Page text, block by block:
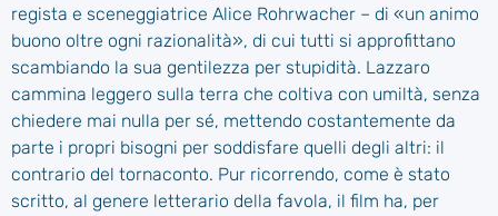
regista e sceneggiatrice Alice Rohrwacher – di «un animo
buono oltre ogni razionalità», di cui tutti si approfittano
scambiando la sua gentilezza per stupidità. Lazzaro
cammina leggero sulla terra che coltiva con umiltà, senza
chiedere mai nulla per sé, mettendo costantemente da
parte i propri bisogni per soddisfare quelli degli altri: il
contrario del tornaconto. Pur ricorrendo, come è stato
scritto, al genere letterario della favola, il film ha, per